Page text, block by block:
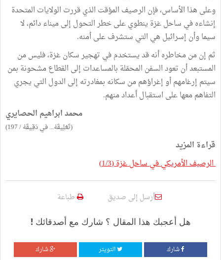
وعلى هذا الأساس، فإن الرصيف المؤقت الذي قررت الولايات المتحدة
إنشاءه في ساحل غزة ينطوي على خطر التحول إلى ميناء دائم، لا
سيما وأن إسرائيل هي التي ستشرف على أمنه.
ثم إن من مخاطره أنه قد يستخدم في تهجير سكان غزة، فليس من
المستبعد أن تعود السفن المحمّلة بالمساعدات إلى القطاع مشحونة بمن
سيتم إرغامهم أو إغراؤهم من سكانه بمغادرته إلى الدول التي يجري
التفاهم معها على استقبال أعداد منهم.
محمد ابراهيم الحصايري
(تَعْلِيقَهْ... في دَقِيقَهْ / 197)
قراءة المزيد
الرصيف الأمريكي في ساحل غزة (1/3)
أرسل إلى صديق طباعة
هل أعجبك هذا المقال ؟ شارك مع أصدقائك !
شارك التويتر شارك